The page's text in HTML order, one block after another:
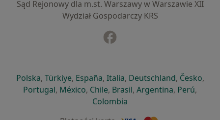
Sąd Rejonowy dla m.st. Warszawy w Warszawie XII
Wydział Gospodarczy KRS
Polskaotwiera się w nowej karcie
, Türkiyeotwiera się w nowej karcie
, Españaotwiera się w nowej karcie
, Italiaotwiera się w nowej
, Deutschlandotwiera się
, Česko,
Portugalotwiera się w nowej karcie
, Méxicootwiera się w nowej karcie
, Chileotwiera się w nowej karcie
, Brasilotwiera się w nowej
, Argentinaotwiera się
, Perú,
Colombia